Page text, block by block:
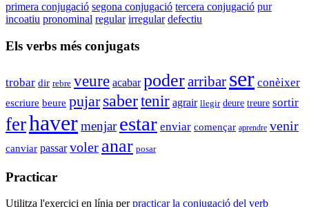
primera conjugació segona conjugació tercera conjugació pur
incoatiu pronominal regular irregular defectiu
Els verbs més conjugats
trobar dir rebre veure acabar poderarribar ser conèixer
escriure beure pujar sabertenir agrair llegir deure treure sortir
ferhavermenjar estar enviar començar aprendre venir
canviar passar voler anar posar
Practicar
Utilitza l'exercici en línia perpracticar la conjugació del verb